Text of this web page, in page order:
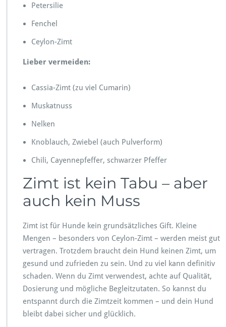
Petersilie
Fenchel
Ceylon-Zimt
Lieber vermeiden:
Cassia-Zimt (zu viel Cumarin)
Muskatnuss
Nelken
Knoblauch, Zwiebel (auch Pulverform)
Chili, Cayennepfeffer, schwarzer Pfeffer
Zimt ist kein Tabu – aber
auch kein Muss
Zimt ist für Hunde kein grundsätzliches Gift. Kleine
Mengen – besonders von Ceylon-Zimt – werden meist gut
vertragen. Trotzdem braucht dein Hund keinen Zimt, um
gesund und zufrieden zu sein. Und zu viel kann definitiv
schaden. Wenn du Zimt verwendest, achte auf Qualität,
Dosierung und mögliche Begleitzutaten. So kannst du
entspannt durch die Zimtzeit kommen – und dein Hund
bleibt dabei sicher und glücklich.